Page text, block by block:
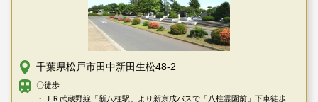
千葉県松戸市田中新田生松48-2
〇徒歩
・ＪＲ武蔵野線「新八柱駅」より新京成バスで「八柱霊園前」下車徒歩約5